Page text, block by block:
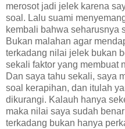
merosot jadi jelek karena
soal. Lalu suami
kembali bahwa seharusnya
Bukan malahan agar
terkadang nilai jelek bukan
sekali faktor yang membuat
Dan saya tahu sekali, saya
soal kerapihan, dan itulah
dikurangi. Kalauh hanya
maka nilai saya sudah
terkadang bukan hanya